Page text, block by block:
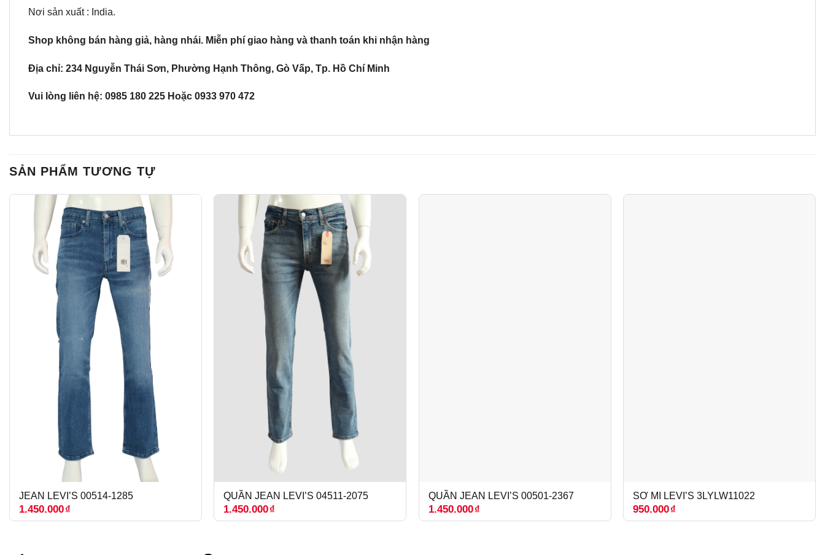
Nơi sản xuất : India.
Shop không bán hàng giả, hàng nhái. Miễn phí giao hàng và thanh toán khi nhận hàng
Địa chỉ: 234 Nguyễn Thái Sơn, Phường Hạnh Thông, Gò Vấp, Tp. Hồ Chí Minh
Vui lòng liên hệ: 0985 180 225 Hoặc 0933 970 472
SẢN PHẨM TƯƠNG TỰ
JEAN LEVI’S 00514-1285
1.450.000₫
QUẦN JEAN LEVI’S 04511-2075
1.450.000₫
QUẦN JEAN LEVI’S 00501-2367
1.450.000₫
SƠ MI LEVI’S 3LYLW11022
950.000₫